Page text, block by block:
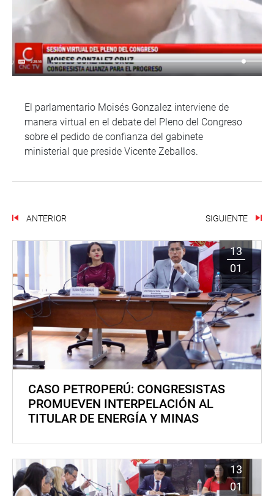
El parlamentario Moisés Gonzalez interviene de
manera virtual en el debate del Pleno del Congreso
sobre el pedido de confianza del gabinete
ministerial que preside Vicente Zeballos.
ANTERIOR SIGUIENTE
13
01
CASO PETROPERÚ: CONGRESISTAS
PROMUEVEN INTERPELACIÓN AL
TITULAR DE ENERGÍA Y MINAS
13
01